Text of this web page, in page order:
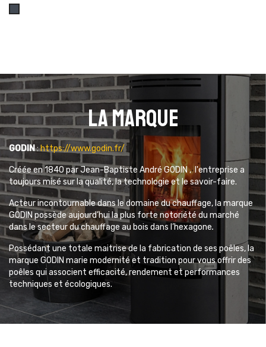
La marque
GODIN:https://www.godin.fr/
Créée en 1840 par Jean-Baptiste André GODIN , l'entreprise a
toujours misé sur la qualité, la technologie et le savoir-faire.
Acteur incontournable dans le domaine du chauffage, la marque
GODIN possède aujourd’hui la plus forte notoriété du marché
dans le secteur du chauffage au bois dans l’hexagone.
Possédant une totale maitrise de la fabrication de ses poêles, la
marque GODIN marie modernité et tradition pour vous offrir des
poêles qui associent efficacité, rendement et performances
techniques et écologiques.